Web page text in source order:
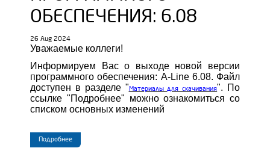
ОБЕСПЕЧЕНИЯ: 6.08
26 Aug 2024
Уважаемые коллеги!
Информируем Вас о выходе новой версии
программного обеспечения: A-Line 6.08. Файл
доступен в разделе " Материалы для скачивания". По
ссылке "Подробнее" можно ознакомиться со
списком основных изменений
Подробнее